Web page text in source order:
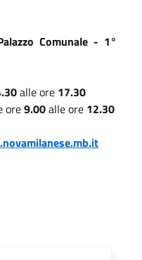
Comunale - 1°
alle ore 17.30
ore9.00alle ore 12.30